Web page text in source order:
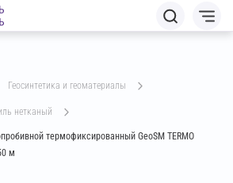
геосинтетика и геоматериалы
нетканый
термофиксированный GeoSM TERMO
м